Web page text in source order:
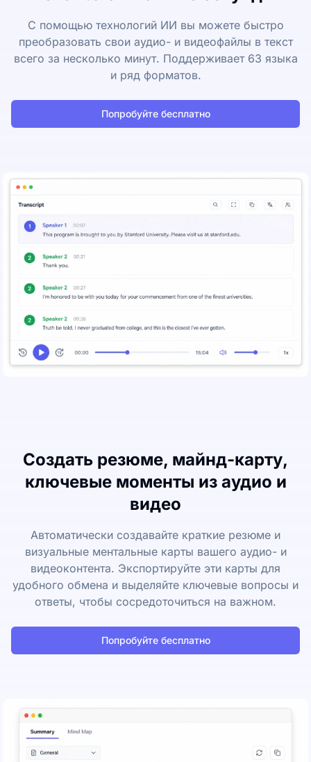
С помощью технологий ИИ вы можете быстро
преобразовать свои аудио- и видеофайлы в текст
всего за несколько минут. Поддерживает 63 языка
и ряд форматов.
Попробуйте бесплатно
Создать резюме, майнд-карту,
ключевые моменты из аудио и
видео
Автоматически создавайте краткие резюме и
визуальные ментальные карты вашего аудио- и
видеоконтента. Экспортируйте эти карты для
удобного обмена и выделяйте ключевые вопросы и
ответы, чтобы сосредоточиться на важном.
Попробуйте бесплатно